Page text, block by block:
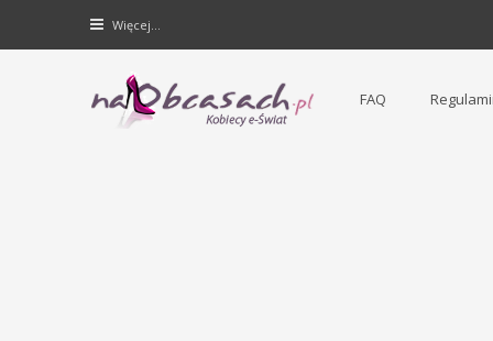
Więcej…
Forum dla kobiet | NaObcasach.pl
FAQ